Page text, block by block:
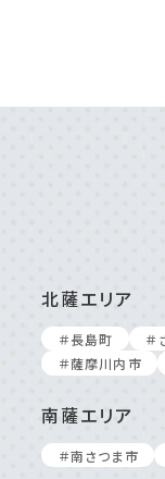
北薩エリア
＃⻑島町 ＃
＃薩摩川内市
南薩エリア
＃南さつま市